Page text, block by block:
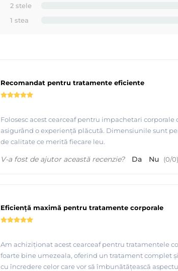
2 stele
1 stea
Recomandat pentru tratamente eficiente
Folosesc acest cearceaf pentru impachetari
asigurând o experiență plăcută. Dimensiunile sunt
de calitate ce merită fiecare leu.
V-a fost de ajutor această recenzie? Da Nu (0/0)
Eficiență maximă pentru tratamente corporale
Am achiziționat acest cearceaf pentru tratamentele
foarte bine umezeala, oferind un tratament complet
cu încredere celor care vor să îmbunătățească